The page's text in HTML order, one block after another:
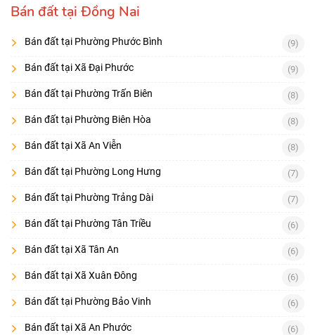
Bán đất tại Đồng Nai
Bán đất tại Phường Phước Bình (9)
Bán đất tại Xã Đại Phước (9)
Bán đất tại Phường Trấn Biên (8)
Bán đất tại Phường Biên Hòa (8)
Bán đất tại Xã An Viễn (8)
Bán đất tại Phường Long Hưng (7)
Bán đất tại Phường Trảng Dài (7)
Bán đất tại Phường Tân Triều (6)
Bán đất tại Xã Tân An (6)
Bán đất tại Xã Xuân Đông (6)
Bán đất tại Phường Bảo Vinh (6)
Bán đất tại Xã An Phước (6)